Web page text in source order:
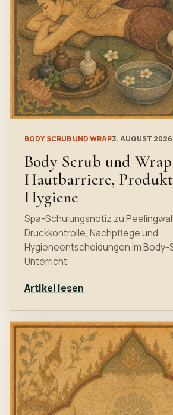
BODY SCRUB UND WRAP3. AUGUST 2026
Body Scrub und
Hautbarriere,
Hygiene
Spa-Schulungsnotiz zu
Druckkontrolle, Nachpflege und
Hygieneentscheidungen im Body-
Unterricht.
Artikel lesen